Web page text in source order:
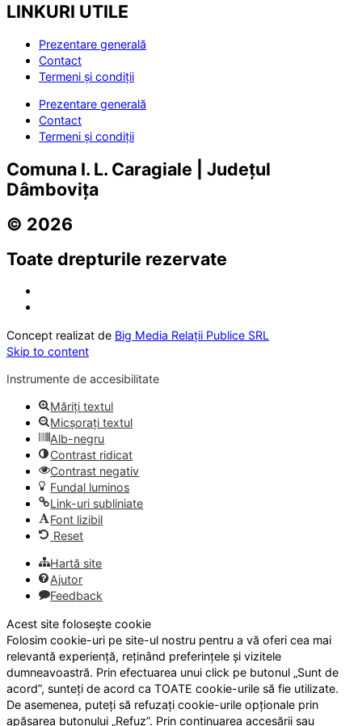
LINKURI UTILE
Prezentare generală
Contact
Termeni și condiții
Prezentare generală
Contact
Termeni și condiții
Comuna I. L. Caragiale | Județul
Dâmbovița
© 2026
Toate drepturile rezervate
Concept realizat de Big Media Relații Publice SRL
Skip to content
Instrumente de accesibilitate
Măriți textul
Micșorați textul
Alb-negru
Contrast ridicat
Contrast negativ
Fundal luminos
Link-uri subliniate
Font lizibil
Reset
Hartă site
Ajutor
Feedback
Acest site folosește cookie
Folosim cookie-uri pe site-ul nostru pentru a vă oferi cea mai
relevantă experiență, reținând preferințele și vizitele
dumneavoastră. Prin efectuarea unui click pe butonul „Sunt de
acord”, sunteți de acord ca TOATE cookie-urile să fie utilizate.
De asemenea, puteți să refuzați cookie-urile opționale prin
apăsarea butonului „Refuz”. Prin continuarea accesării sau